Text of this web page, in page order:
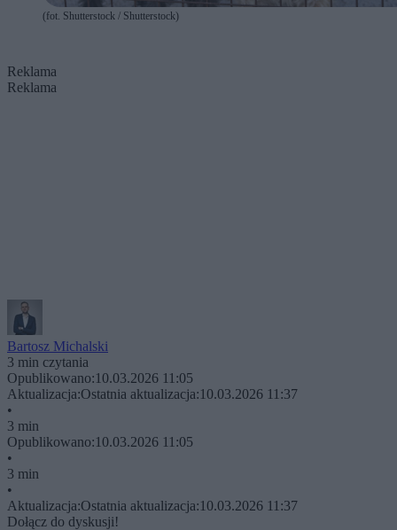
(fot. Shutterstock / Shutterstock)
Reklama
Reklama
Bartosz Michalski
3 min czytania
Opublikowano:10.03.2026 11:05
Aktualizacja:Ostatnia aktualizacja:10.03.2026 11:37
•
3 min
Opublikowano:10.03.2026 11:05
•
3 min
•
Aktualizacja:Ostatnia aktualizacja:10.03.2026 11:37
Dołącz do dyskusji!